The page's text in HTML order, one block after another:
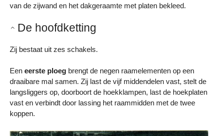
van de zijwand en het dakgeraamte met platen bekleed.
De hoofdketting
Zij bestaat uit zes schakels.
Een eerste ploeg brengt de negen raamelementen op een
draaibare mal samen. Zij last de vijf middendelen vast, stelt de
langsliggers op, doorboort de hoekklampen, last de hoekplaten
vast en verbindt door lassing het raammidden met de twee
koppen.